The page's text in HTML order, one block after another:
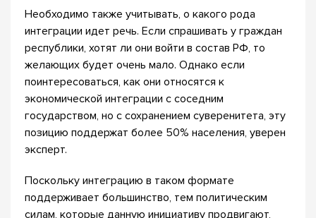
Необходимо также учитывать, о какого рода
интеграции идет речь. Если спрашивать у граждан
республики, хотят ли они войти в состав РФ, то
желающих будет очень мало. Однако если
поинтересоваться, как они относятся к
экономической интеграции с соседним
государством, но с сохранением суверенитета, эту
позицию поддержат более 50% населения, уверен
эксперт.
Поскольку интеграцию в таком формате
поддерживает большинство, тем политическим
силам, которые данную инициативу продвигают,